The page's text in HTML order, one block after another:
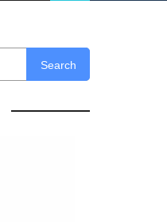
Search